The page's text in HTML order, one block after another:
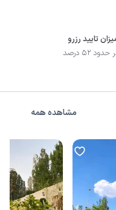
تایید رزرو
حدود 52 درصد
مشاهده همه